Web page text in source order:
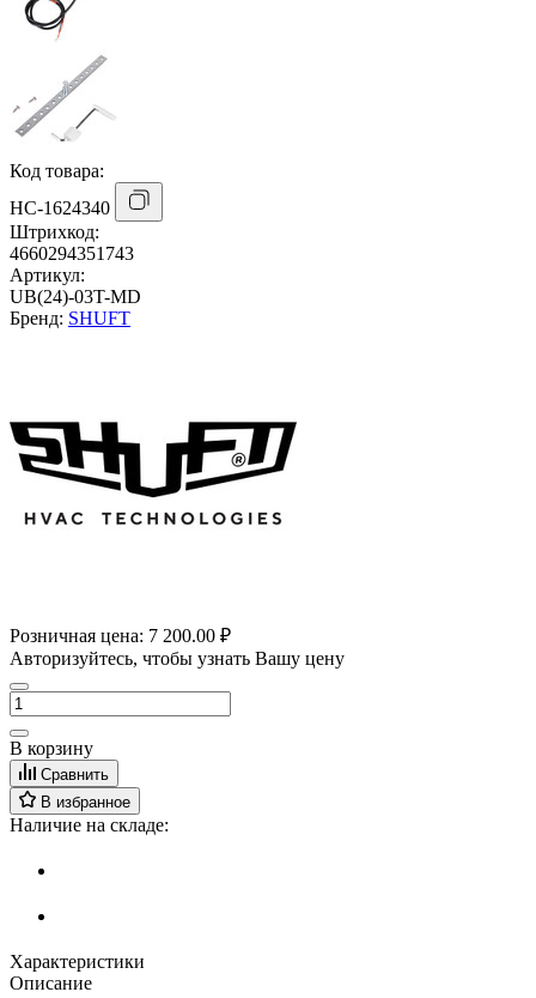
Код товара:
НС-1624340
Штрихкод:
4660294351743
Артикул:
UB(24)-03T-MD
Бренд: SHUFT
Розничная цена: 7 200.00 ₽
Авторизуйтесь, чтобы узнать Вашу цену
В корзину
Сравнить
В избранное
Наличие на складе:
Характеристики
Описание